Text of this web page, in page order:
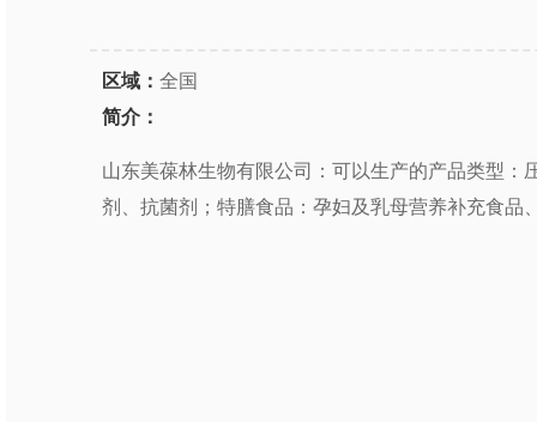
区域： 全国
简介：
山东美葆林生物有限公司：可以生产的产品类型
剂、抗菌剂；特膳食品：孕妇及乳母营养补充食品